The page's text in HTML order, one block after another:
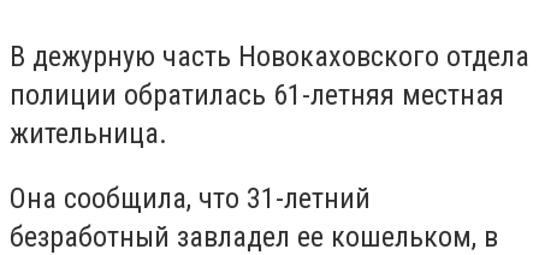
В дежурную часть Новокаховского отдела
полиции обратилась 61-летняя местная
жительница.
Она сообщила, что 31-летний
безработный завладел ее кошельком, в